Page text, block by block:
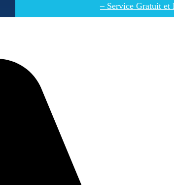
– Service Gratuit et